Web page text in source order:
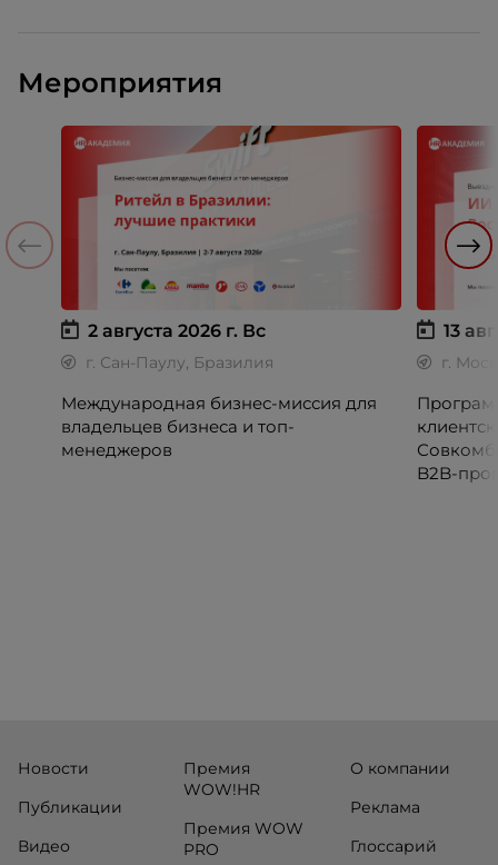
Мероприятия
2 августа 2026 г. Вс
г. Сан-Паулу, Бразилия
Международная бизнес-миссия для
владельцев бизнеса и топ-
менеджеров
13
г.
B2B-
Новости
Публикации
Видео
Премия
WOW!HR
Премия WOW
PRO
О компании
Реклама
Глоссарий